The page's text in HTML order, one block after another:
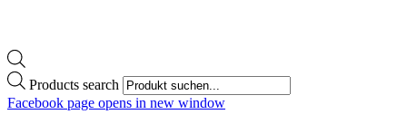
Products search
Facebook page opens in new window